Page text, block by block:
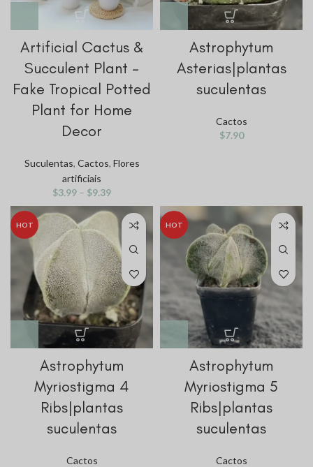
Artificial Cactus &
Succulent Plant –
Fake Tropical Potted
Plant for Home
Decor
Suculentas, Cactos, Flores
artificiais
$3.99 – $9.39
Astrophytum
Asterias|plantas
suculentas
Cactos
$7.90
HOT
Astrophytum
Myriostigma 4
Ribs|plantas
suculentas
Cactos
HOT
Astrophytum
Myriostigma 5
Ribs|plantas
suculentas
Cactos